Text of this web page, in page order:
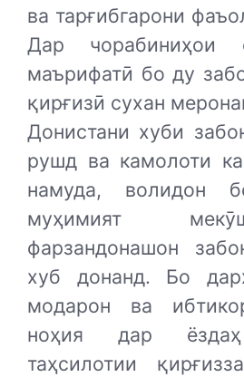
ва тарғибгарони
Дар чорабиниҳои
маърифатӣ бо ду
қирғизӣ сухан
Донистани хуби
рушд ва камолоти
намуда, волидон
муҳимият
фарзандонашон
хуб донанд. Бо
модарон ва
ноҳия дар ёздаҳ
таҳсилотии